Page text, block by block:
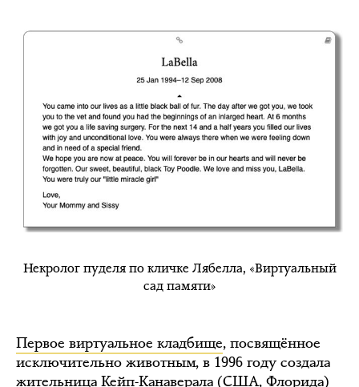
Некролог пуделя по кличке Лябелла, «Виртуальный
сад памяти»
Первое виртуальное кладбище, посвящённое
исключительно животным, в 1996 году создала
жительница Кейп-Канаверала (США, Флорида)